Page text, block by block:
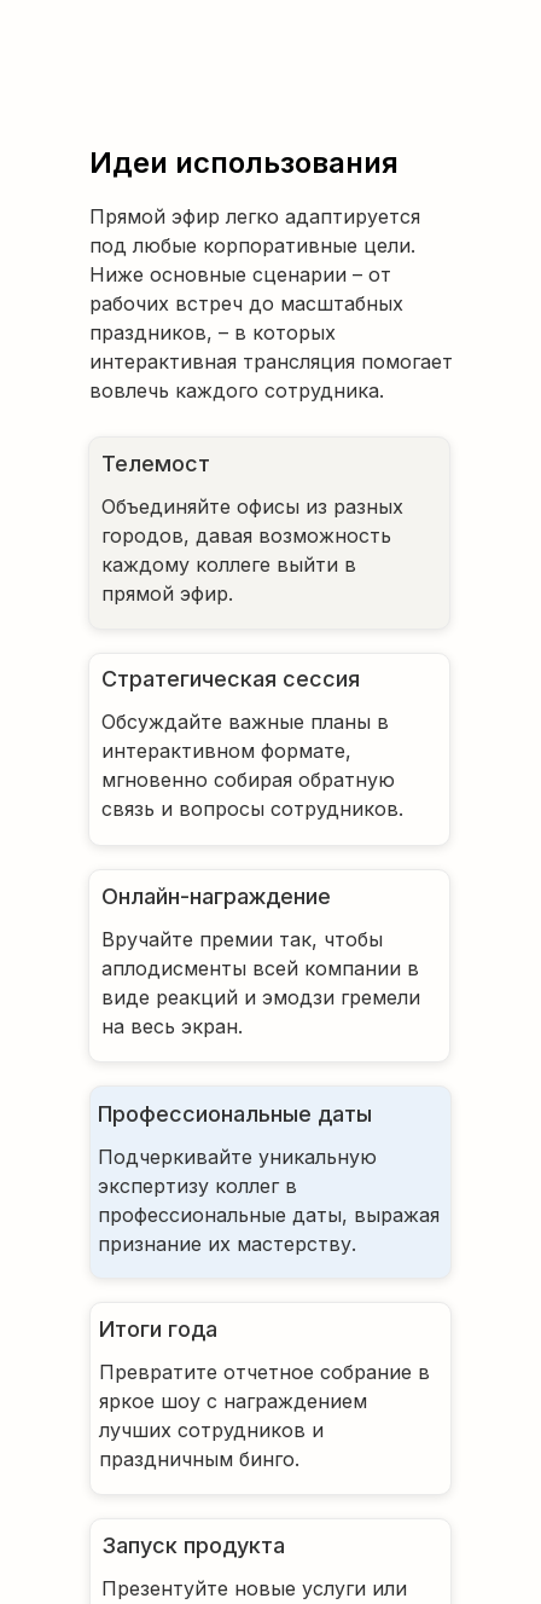
Идеи использования
Прямой эфир легко адаптируется
под любые корпоративные цели.
Ниже основные сценарии – от
рабочих встреч до масштабных
праздников, – в которых
интерактивная трансляция помогает
вовлечь каждого сотрудника.
Превратите отчетное собрание в
яркое шоу с награждением
лучших сотрудников и
праздничным бинго.
Презентуйте новые услуги или
Запуск продукта
Подчеркивайте уникальную
экспертизу коллег в
профессиональные даты, выражая
признание их мастерству.
Профессиональные даты
Итоги года
Объединяйте офисы из разных
городов, давая возможность
каждому коллеге выйти в
прямой эфир.
Вручайте премии так, чтобы
аплодисменты всей компании в
виде реакций и эмодзи гремели
на весь экран.
Онлайн-награждение
Обсуждайте важные планы в
интерактивном формате,
мгновенно собирая обратную
связь и вопросы сотрудников.
Стратегическая сессия
Телемост